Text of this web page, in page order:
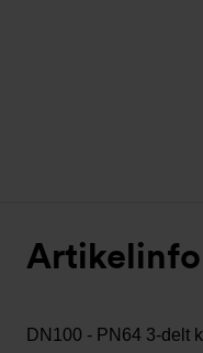
DN100 - PN64 3-delt